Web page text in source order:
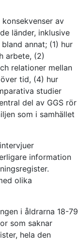
av
länder, inklusive
annat; (1) hur
arbete, (2)
relationer mellan
tid, (4) hur
studier
del av GGS rör
som i samhället
information
olika
i åldrarna 18-79
som saknar
hela den